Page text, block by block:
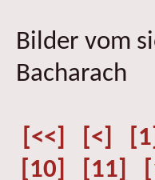
Bilder vom
Bacharach
[<<] [<] [1]
[10]
[11]